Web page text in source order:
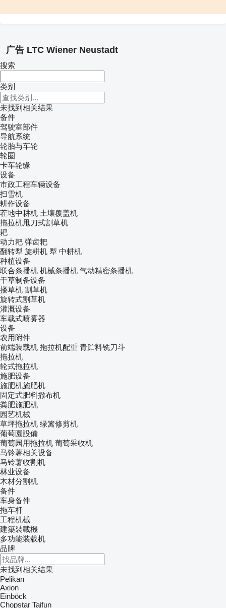
广告 LTC Wiener Neustadt
搜索
类别
未找到相关结果
备件
驾驶室部件
导航系统
轮胎与车轮
轮圈
卡车轮缘
设备
市政工程车辆设备
扫雪机
耕作设备
茬地中耕机 土壤覆盖机
拖拉机甩刀式割草机
耙
动力耙 弹齿耙
翻转犁 旋耕机 犁 中耕机
种植设备
联合条播机 机械条播机 气动精密条播机
干草制备设备
搂草机 割草机
旋转式割草机
灌溉设备
车载式喷雾器
设备
农用附件
前端装载机 拖拉机配重 青贮料铣刀斗
拖拉机
轮式拖拉机
施肥设备
施肥机施肥机
固定式肥料撒布机
粪肥施肥机
园艺机械
草坪拖拉机 绿篱修剪机
葡萄園設備
葡萄园用拖拉机 葡萄采收机
马铃薯相关设备
马铃薯收割机
林业设备
木材分割机
备件
车身备件
拖车杆
工程机械
建築裝載機
多功能装载机
品牌
未找到相关结果
Pelikan
Axion
Einböck
Chopstar Taifun